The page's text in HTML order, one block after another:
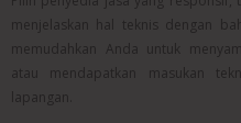
menjelaskan hal teknis dengan
memudahkan Anda untuk
atau mendapatkan masukan
lapangan.